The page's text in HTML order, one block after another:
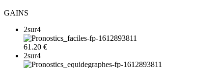
GAINS
2sur4
61.20 €
2sur4